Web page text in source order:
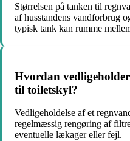
Størrelsen på tanken til
af husstandens vandforbrug
typisk tank kan rumme
Hvordan
til toiletskyl?
Vedligeholdelse af et
regelmæssig rengøring af
eventuelle lækager eller fejl.